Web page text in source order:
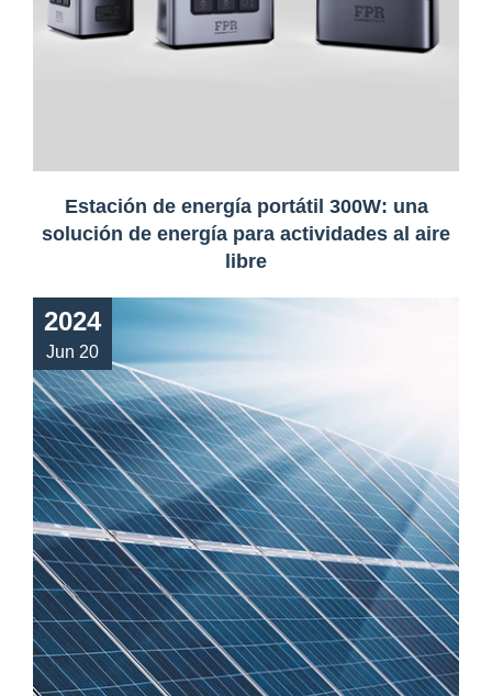
Estación de energía portátil 300W: una
solución de energía para actividades al aire
libre
2024
Jun 20